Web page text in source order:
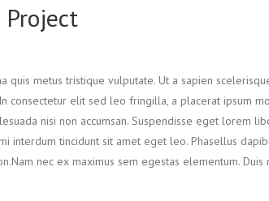
quis metus tristique vulputate. Ut a sapien
consectetur elit sed leo fringilla, a placerat ipsum
nisi non accumsan. Suspendisse eget lorem
interdum tincidunt sit amet eget leo. Phasellus
nec ex maximus sem egestas elementum.